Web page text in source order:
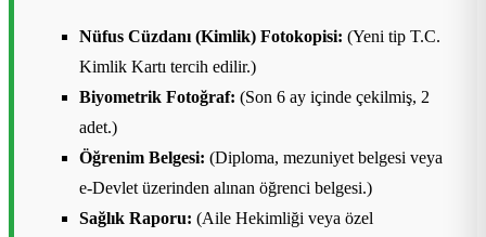
Nüfus Cüzdanı (Kimlik) Fotokopisi: (Yeni tip T.C.
Kimlik Kartı tercih edilir.)
Biyometrik Fotoğraf: (Son 6 ay içinde çekilmiş, 2
adet.)
Öğrenim Belgesi: (Diploma, mezuniyet belgesi veya
e-Devlet üzerinden alınan öğrenci belgesi.)
Sağlık Raporu: (Aile Hekimliği veya özel